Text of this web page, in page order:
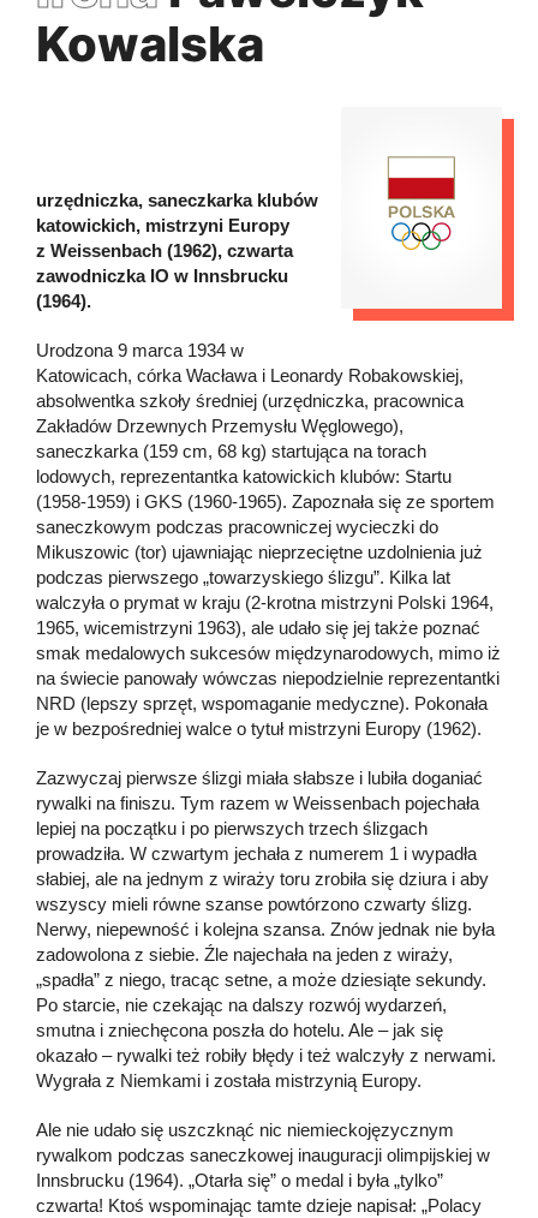
Kowalska
urzędniczka, saneczkarka klubów
katowickich, mistrzyni Europy
z Weissenbach (1962), czwarta
zawodniczka IO w Innsbrucku
(1964).
Urodzona 9 marca 1934 w
Katowicach, córka Wacława i Leonardy Robakowskiej,
absolwentka szkoły średniej (urzędniczka, pracownica
Zakładów Drzewnych Przemysłu Węglowego),
saneczkarka (159 cm, 68 kg) startująca na torach
lodowych, reprezentantka katowickich klubów: Startu
(1958-1959) i GKS (1960-1965). Zapoznała się ze sportem
saneczkowym podczas pracowniczej wycieczki do
Mikuszowic (tor) ujawniając nieprzeciętne uzdolnienia już
podczas pierwszego „towarzyskiego ślizgu”. Kilka lat
walczyła o prymat w kraju (2-krotna mistrzyni Polski 1964,
1965, wicemistrzyni 1963), ale udało się jej także poznać
smak medalowych sukcesów międzynarodowych, mimo iż
na świecie panowały wówczas niepodzielnie reprezentantki
NRD (lepszy sprzęt, wspomaganie medyczne). Pokonała
je w bezpośredniej walce o tytuł mistrzyni Europy (1962).
Zazwyczaj pierwsze ślizgi miała słabsze i lubiła doganiać
rywalki na finiszu. Tym razem w Weissenbach pojechała
lepiej na początku i po pierwszych trzech ślizgach
prowadziła. W czwartym jechała z numerem 1 i wypadła
słabiej, ale na jednym z wiraży toru zrobiła się dziura i aby
wszyscy mieli równe szanse powtórzono czwarty ślizg.
Nerwy, niepewność i kolejna szansa. Znów jednak nie była
zadowolona z siebie. Źle najechała na jeden z wiraży,
„spadła” z niego, tracąc setne, a może dziesiąte sekundy.
Po starcie, nie czekając na dalszy rozwój wydarzeń,
smutna i zniechęcona poszła do hotelu. Ale – jak się
okazało – rywalki też robiły błędy i też walczyły z nerwami.
Wygrała z Niemkami i została mistrzynią Europy.
Ale nie udało się uszczknąć nic niemieckojęzycznym
rywalkom podczas saneczkowej inauguracji olimpijskiej w
Innsbrucku (1964). „Otarła się” o medal i była „tylko”
czwarta! Ktoś wspominając tamte dzieje napisał: „Polacy